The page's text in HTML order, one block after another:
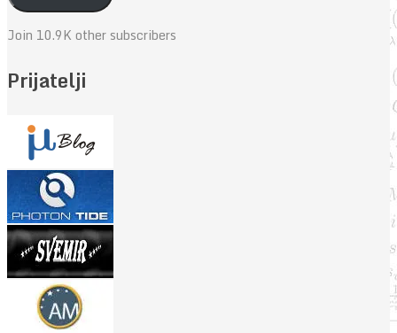
Join 10.9K other subscribers
Prijatelji